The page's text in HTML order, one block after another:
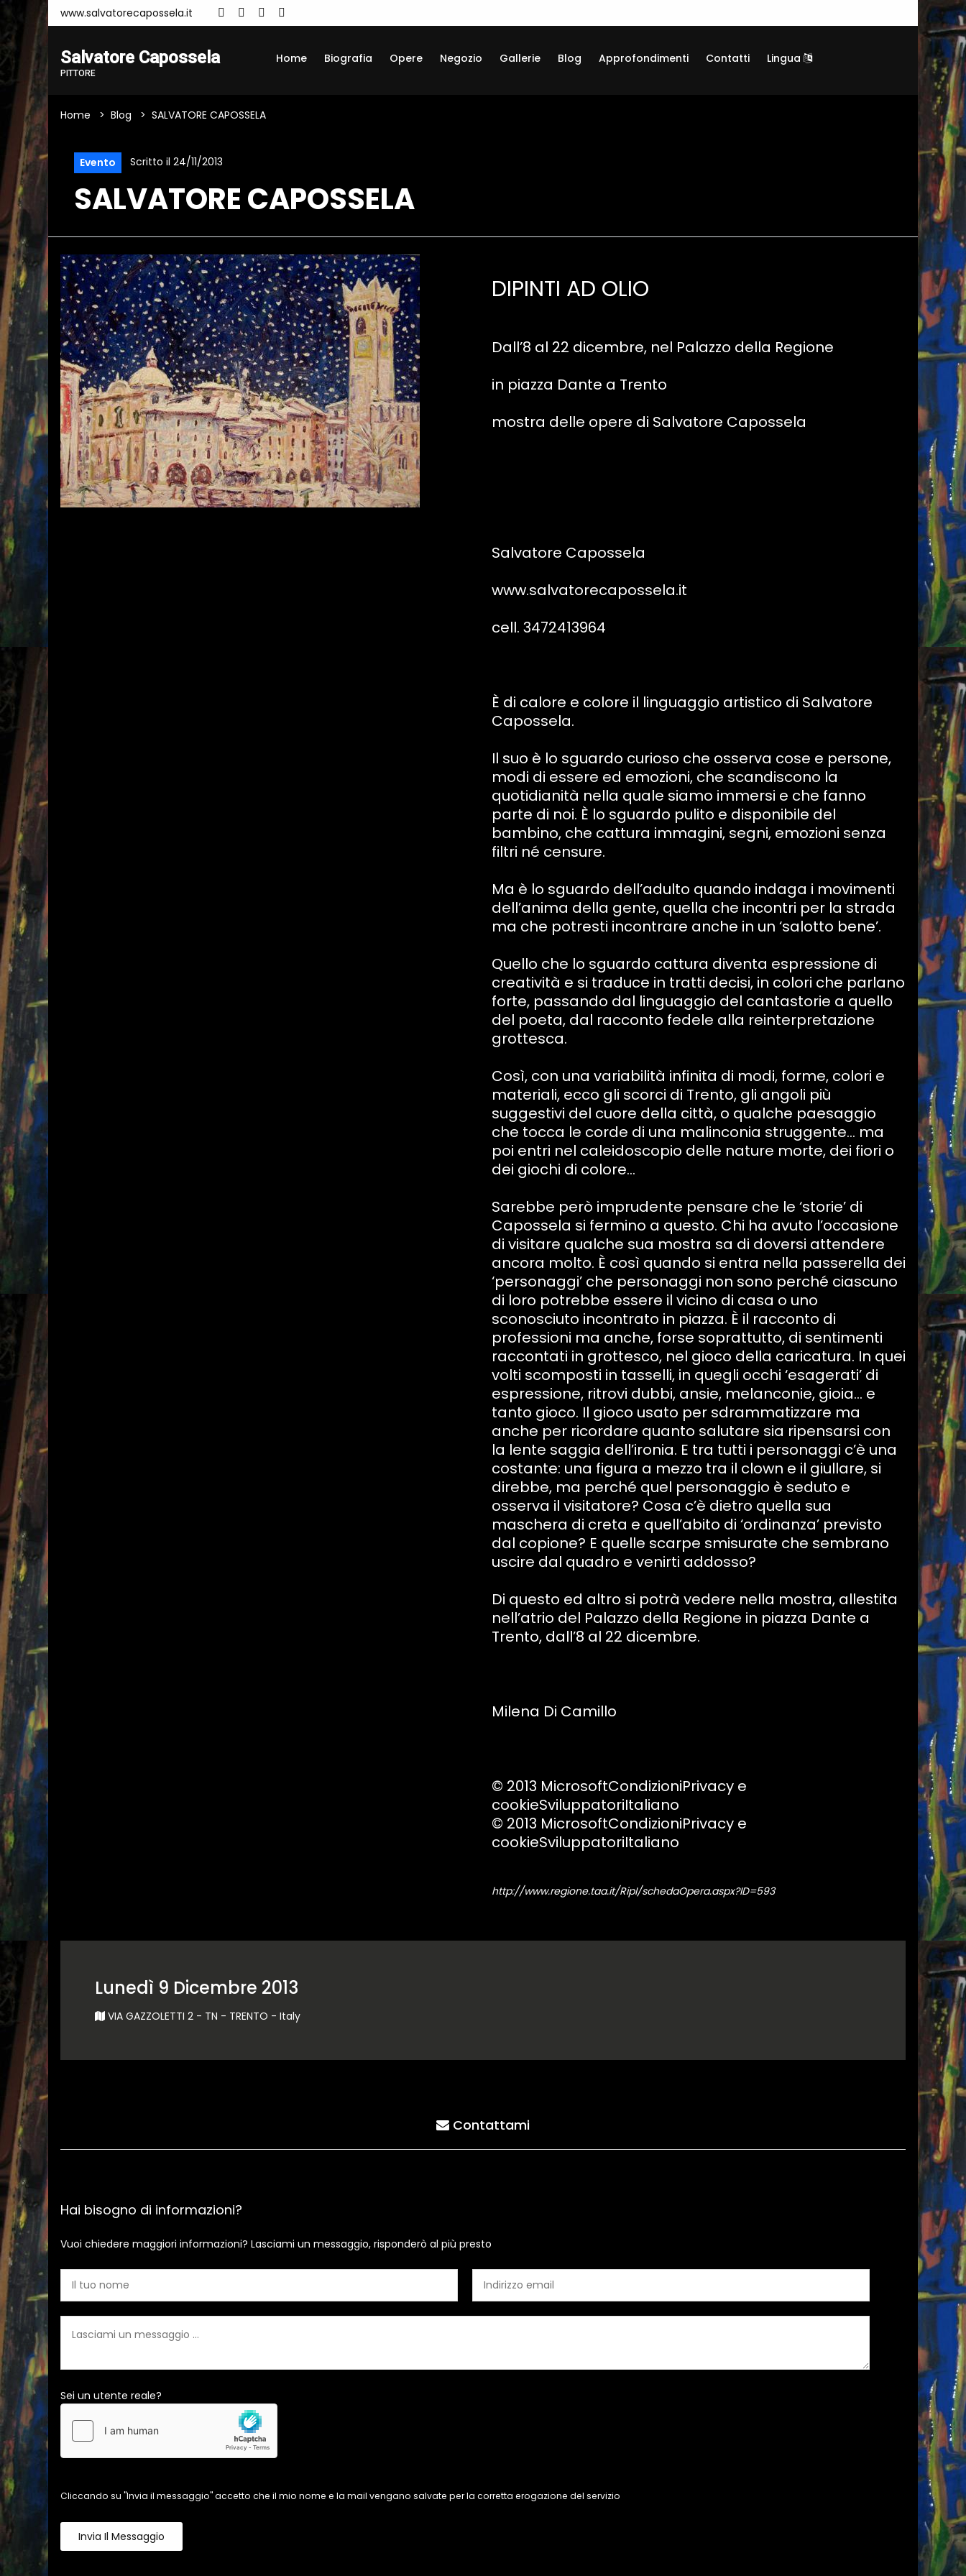
www.salvatorecapossela.it
Salvatore Capossela
PITTORE
Home Biografia Opere Negozio Gallerie Blog Approfondimenti Contatti Lingua
Home Blog SALVATORE CAPOSSELA
Evento Scritto il 24/11/2013
SALVATORE CAPOSSELA
DIPINTI AD OLIO
Dall’8 al 22 dicembre, nel Palazzo della Regione
in piazza Dante a Trento
mostra delle opere di Salvatore Capossela
Salvatore Capossela
www.salvatorecapossela.it
cell. 3472413964
È di calore e colore il linguaggio artistico di Salvatore
Capossela.
Il suo è lo sguardo curioso che osserva cose e persone,
modi di essere ed emozioni, che scandiscono la
quotidianità nella quale siamo immersi e che fanno
parte di noi. È lo sguardo pulito e disponibile del
bambino, che cattura immagini, segni, emozioni senza
filtri né censure.
Ma è lo sguardo dell’adulto quando indaga i movimenti
dell’anima della gente, quella che incontri per la strada
ma che potresti incontrare anche in un ‘salotto bene’.
Quello che lo sguardo cattura diventa espressione di
creatività e si traduce in tratti decisi, in colori che parlano
forte, passando dal linguaggio del cantastorie a quello
del poeta, dal racconto fedele alla reinterpretazione
grottesca.
Così, con una variabilità infinita di modi, forme, colori e
materiali, ecco gli scorci di Trento, gli angoli più
suggestivi del cuore della città, o qualche paesaggio
che tocca le corde di una malinconia struggente… ma
poi entri nel caleidoscopio delle nature morte, dei fiori o
dei giochi di colore…
Sarebbe però imprudente pensare che le ‘storie’ di
Capossela si fermino a questo. Chi ha avuto l’occasione
di visitare qualche sua mostra sa di doversi attendere
ancora molto. È così quando si entra nella passerella dei
‘personaggi’ che personaggi non sono perché ciascuno
di loro potrebbe essere il vicino di casa o uno
sconosciuto incontrato in piazza. È il racconto di
professioni ma anche, forse soprattutto, di sentimenti
raccontati in grottesco, nel gioco della caricatura. In quei
volti scomposti in tasselli, in quegli occhi ‘esagerati’ di
espressione, ritrovi dubbi, ansie, melanconie, gioia… e
tanto gioco. Il gioco usato per sdrammatizzare ma
anche per ricordare quanto salutare sia ripensarsi con
la lente saggia dell’ironia. E tra tutti i personaggi c’è una
costante: una figura a mezzo tra il clown e il giullare, si
direbbe, ma perché quel personaggio è seduto e
osserva il visitatore? Cosa c’è dietro quella sua
maschera di creta e quell’abito di ‘ordinanza’ previsto
dal copione? E quelle scarpe smisurate che sembrano
uscire dal quadro e venirti addosso?
Di questo ed altro si potrà vedere nella mostra, allestita
nell’atrio del Palazzo della Regione in piazza Dante a
Trento, dall’8 al 22 dicembre.
Milena Di Camillo
© 2013 MicrosoftCondizioniPrivacy e
cookieSviluppatoriItaliano
© 2013 MicrosoftCondizioniPrivacy e
cookieSviluppatoriItaliano
http://www.regione.taa.it/RipI/schedaOpera.aspx?ID=593
Lunedì 9 Dicembre 2013
VIA GAZZOLETTI 2 - TN - TRENTO - Italy
Contattami
Hai bisogno di informazioni?
Vuoi chiedere maggiori informazioni? Lasciami un messaggio, risponderò al più presto
Sei un utente reale?
Cliccando su "Invia il messaggio" accetto che il mio nome e la mail vengano salvate per la corretta erogazione del servizio
Invia Il Messaggio